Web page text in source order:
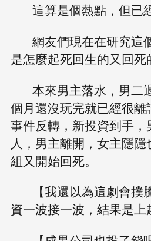
這算是個熱點，但已
網友們現在在研究這
是怎麼起死回生的又回死
本來男主落水，男二
個月還沒玩完就已經很
事件反轉，新投資到手
人，男主離開，女主隱
組又開始回死。
【我還以為這劇會
資一波接一波，結果是上